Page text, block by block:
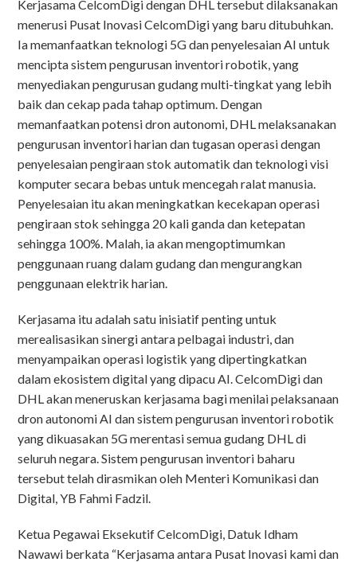
Kerjasama CelcomDigi dengan DHL tersebut dilaksanakan
menerusi Pusat Inovasi CelcomDigi yang baru ditubuhkan.
Ia memanfaatkan teknologi 5G dan penyelesaian AI untuk
mencipta sistem pengurusan inventori robotik, yang
menyediakan pengurusan gudang multi-tingkat yang lebih
baik dan cekap pada tahap optimum. Dengan
memanfaatkan potensi dron autonomi, DHL melaksanakan
pengurusan inventori harian dan tugasan operasi dengan
penyelesaian pengiraan stok automatik dan teknologi visi
komputer secara bebas untuk mencegah ralat manusia.
Penyelesaian itu akan meningkatkan kecekapan operasi
pengiraan stok sehingga 20 kali ganda dan ketepatan
sehingga 100%. Malah, ia akan mengoptimumkan
penggunaan ruang dalam gudang dan mengurangkan
penggunaan elektrik harian.
Kerjasama itu adalah satu inisiatif penting untuk
merealisasikan sinergi antara pelbagai industri, dan
menyampaikan operasi logistik yang dipertingkatkan
dalam ekosistem digital yang dipacu AI. CelcomDigi dan
DHL akan meneruskan kerjasama bagi menilai pelaksanaan
dron autonomi AI dan sistem pengurusan inventori robotik
yang dikuasakan 5G merentasi semua gudang DHL di
seluruh negara. Sistem pengurusan inventori baharu
tersebut telah dirasmikan oleh Menteri Komunikasi dan
Digital, YB Fahmi Fadzil.
Ketua Pegawai Eksekutif CelcomDigi, Datuk Idham
Nawawi berkata “Kerjasama antara Pusat Inovasi kami dan